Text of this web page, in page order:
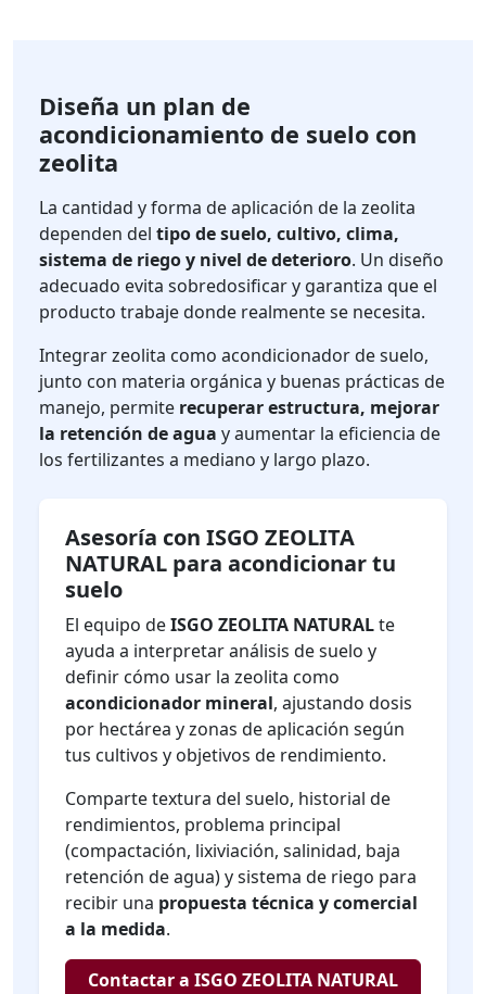
Diseña un plan de
acondicionamiento de suelo con
zeolita
La cantidad y forma de aplicación de la zeolita
dependen del tipo de suelo, cultivo, clima,
sistema de riego y nivel de deterioro. Un diseño
adecuado evita sobredosificar y garantiza que el
producto trabaje donde realmente se necesita.
Integrar zeolita como acondicionador de suelo,
junto con materia orgánica y buenas prácticas de
manejo, permite recuperar estructura, mejorar
la retención de agua y aumentar la eficiencia de
los fertilizantes a mediano y largo plazo.
Asesoría con ISGO ZEOLITA
NATURAL para acondicionar tu
suelo
El equipo deISGO ZEOLITA NATURALte
ayuda a interpretar análisis de suelo y
definir cómo usar la zeolita como
acondicionador mineral, ajustando dosis
por hectárea y zonas de aplicación según
tus cultivos y objetivos de rendimiento.
Comparte textura del suelo, historial de
rendimientos, problema principal
(compactación, lixiviación, salinidad, baja
retención de agua) y sistema de riego para
recibir una propuesta técnica y comercial
a la medida.
Contactar a ISGO ZEOLITA NATURAL